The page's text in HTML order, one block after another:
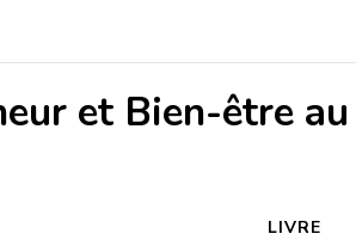
et Bien-être
LIVRE